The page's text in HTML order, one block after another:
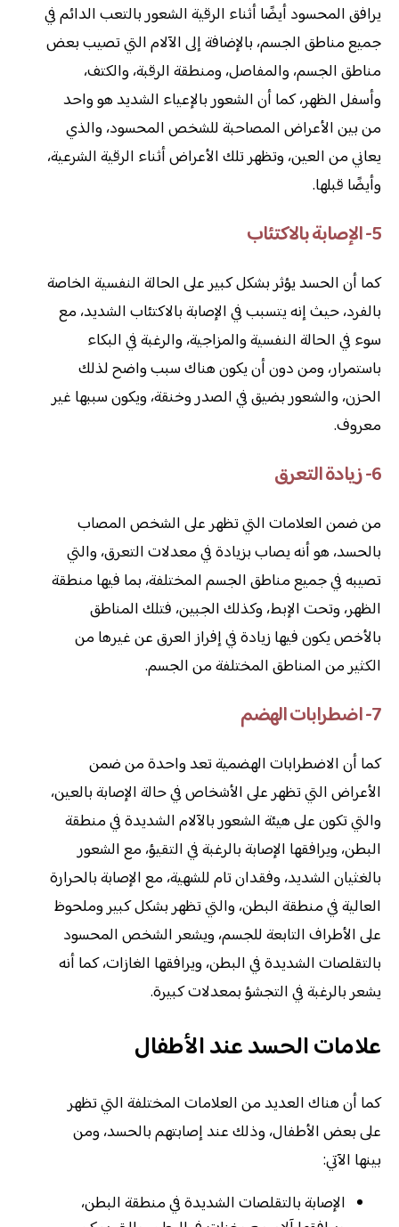
يرافق المحسود أيضًا أثناء الرقية الشعور بالتعب الدائم في
جميع مناطق الجسم، بالإضافة إلى الآلام التي تصيب بعض
مناطق الجسم، والمفاصل، ومنطقة الرقبة، والكتف،
وأسفل الظهر، كما أن الشعور بالإعياء الشديد هو واحد
من بين الأعراض المصاحبة للشخص المحسود، والذي
يعاني من العين، وتظهر تلك الأعراض أثناء الرقية الشرعية،
وأيضًا قبلها.
5- الإصابة بالاكتئاب
كما أن الحسد يؤثر بشكل كبير على الحالة النفسية الخاصة
بالفرد، حيث إنه يتسبب في الإصابة بالاكتئاب الشديد، مع
سوء في الحالة النفسية والمزاجية، والرغبة في البكاء
باستمرار، ومن دون أن يكون هناك سبب واضح لذلك
الحزن، والشعور بضيق في الصدر وخنقة، ويكون سببها غير
معروف.
6- زيادة التعرق
من ضمن العلامات التي تظهر على الشخص المصاب
بالحسد، هو أنه يصاب بزيادة في معدلات التعرق، والتي
تصيبه في جميع مناطق الجسم المختلفة، بما فيها منطقة
الظهر، وتحت الإبط، وكذلك الجبين، فتلك المناطق
بالأخص يكون فيها زيادة في إفراز العرق عن غيرها من
الكثير من المناطق المختلفة من الجسم.
7- اضطرابات الهضم
كما أن الاضطرابات الهضمية تعد واحدة من ضمن
الأعراض التي تظهر على الأشخاص في حالة الإصابة بالعين،
والتي تكون على هيئة الشعور بالآلام الشديدة في منطقة
البطن، ويرافقها الإصابة بالرغبة في التقيؤ، مع الشعور
بالغثيان الشديد، وفقدان تام للشهية، مع الإصابة بالحرارة
العالية في منطقة البطن، والتي تظهر بشكل كبير وملحوظ
على الأطراف التابعة للجسم، ويشعر الشخص المحسود
بالتقلصات الشديدة في البطن، ويرافقها الغازات، كما أنه
يشعر بالرغبة في التجشؤ بمعدلات كبيرة.
علامات الحسد عند الأطفال
كما أن هناك العديد من العلامات المختلفة التي تظهر
على بعض الأطفال، وذلك عند إصابتهم بالحسد، ومن
بينها الآتي:
الإصابة بالتقلصات الشديدة في منطقة البطن،